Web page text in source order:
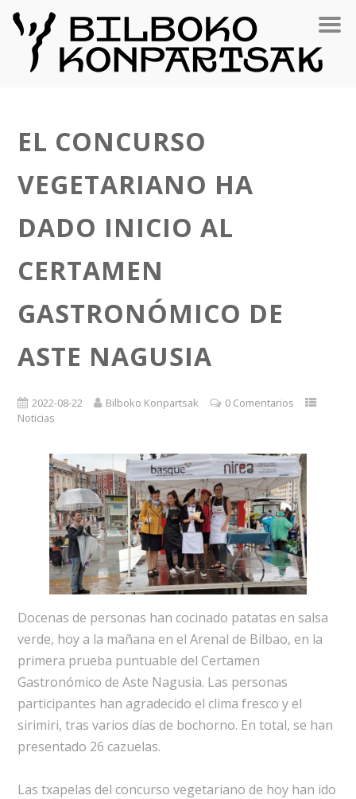
EL CONCURSO
VEGETARIANO HA
DADO INICIO AL
CERTAMEN
GASTRONÓMICO DE
ASTE NAGUSIA
2022-08-22 Bilboko Konpartsak
0 Comentarios
Noticias
Docenas de personas han cocinado patatas en salsa
verde, hoy a la mañana en el Arenal de Bilbao, en la
primera prueba puntuable del Certamen
Gastronómico de Aste Nagusia. Las personas
participantes han agradecido el clima fresco y el
sirimiri, tras varios días de bochorno. En total, se han
presentado 26 cazuelas.
Las txapelas del concurso vegetariano de hoy han ido